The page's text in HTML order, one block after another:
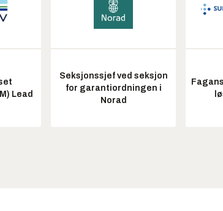
Lead
Seksjonssjef ved seksjon
for garantiordningen i
Norad